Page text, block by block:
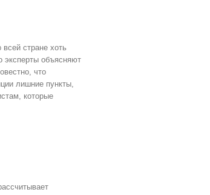
стране хоть
эксперты объясняют
что
лишние пункты,
которые